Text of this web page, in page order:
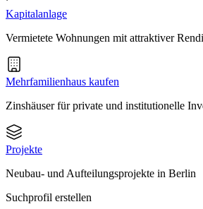
Kapitalanlage
Vermietete Wohnungen mit attraktiver
Mehrfamilienhaus kaufen
Zinshäuser für private und institutionelle
Projekte
Neubau- und Aufteilungsprojekte in Berlin
Suchprofil erstellen